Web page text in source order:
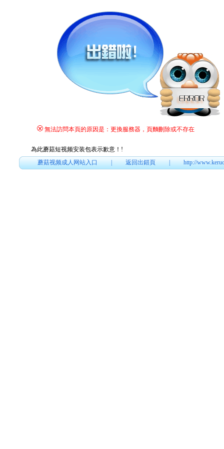
無法訪問本頁的原因是：更換服務器，頁麵刪除或不存在
為此蘑菇短视频安装包表示歉意！ !
蘑菇视频成人网站入口|返回出錯頁|http://